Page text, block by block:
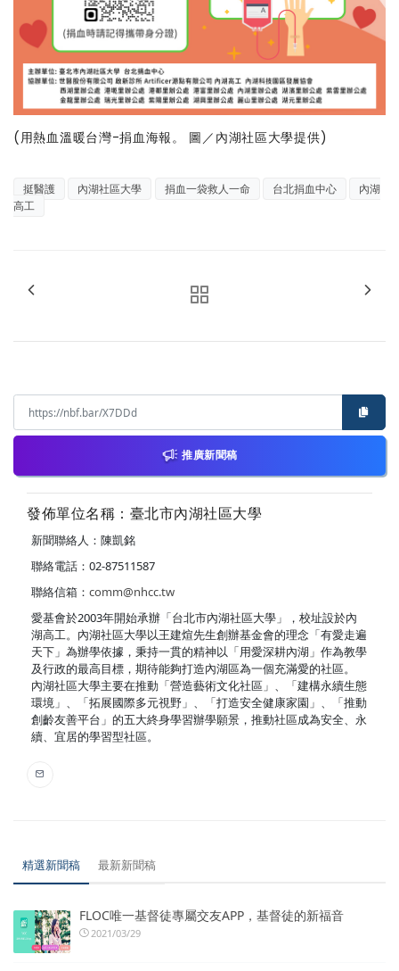
(用熱血溫暖台灣-捐血海報。 圖／內湖社區大學提供)
挺醫護 內湖社區大學 捐血一袋救人一命 台北捐血中心
內湖
高工
推廣新聞稿
發佈單位名稱：臺北市內湖社區大學
新聞聯絡人：陳凱銘
聯絡電話：02-87511587
聯絡信箱： comm@nhcc.tw
愛基會於2003年開始承辦「台北市內湖社區大學」，校址設於內
湖高工。內湖社區大學以王建煊先生創辦基金會的理念「有愛走遍
天下」為辦學依據，秉持一貫的精神以「用愛深耕內湖」作為教學
及行政的最高目標，期待能夠打造內湖區為一個充滿愛的社區。
內湖社區大學主要在推動「營造藝術文化社區」、「建構永續生態
環境」、「拓展國際多元視野」、「打造安全健康家園」、「推動
創齡友善平台」的五大終身學習辦學願景，推動社區成為安全、永
續、宜居的學習型社區。
精選新聞稿 最新新聞稿
FLOC唯一基督徒專屬交友APP，基督徒的新福音
2021/03/29